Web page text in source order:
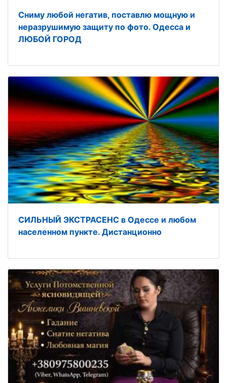
Сниму любой негатив, поставлю мощную и
неразрушимую защиту по фото. Одесса и
ЛЮБОЙ ГОРОД
СИЛЬНЫЙ ЭКСТРАСЕНС в Одессе и любом
населенном пункте. Дистанционно